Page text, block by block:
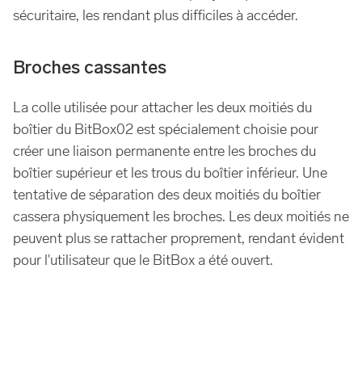
sécuritaire, les rendant plus difficiles à accéder.
Broches cassantes
La colle utilisée pour attacher les deux moitiés du
boîtier du BitBox02 est spécialement choisie pour
créer une liaison permanente entre les broches du
boîtier supérieur et les trous du boîtier inférieur. Une
tentative de séparation des deux moitiés du boîtier
cassera physiquement les broches. Les deux moitiés ne
peuvent plus se rattacher proprement, rendant évident
pour l'utilisateur que le BitBox a été ouvert.